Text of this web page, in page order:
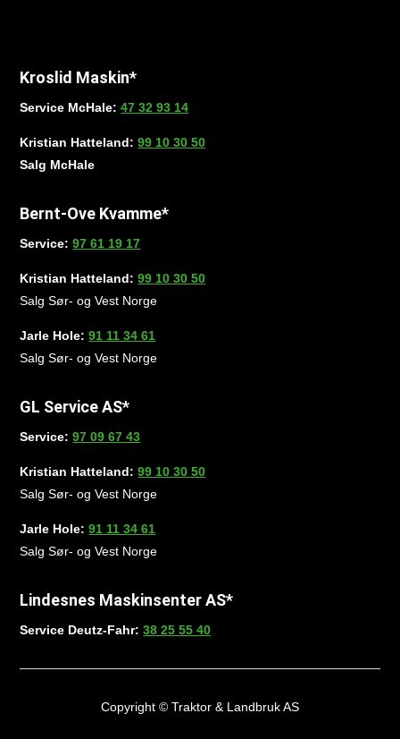
Kroslid Maskin*
Service McHale:47 32 93 14
Kristian Hatteland:99 10 30 50
Salg McHale
Bernt-Ove Kvamme*
Service:97 61 19 17
Kristian Hatteland:99 10 30 50
Salg Sør- og Vest Norge
Jarle Hole:91 11 34 61
Salg Sør- og Vest Norge
GL Service AS*
Service:97 09 67 43
Kristian Hatteland:99 10 30 50
Salg Sør- og Vest Norge
Jarle Hole:91 11 34 61
Salg Sør- og Vest Norge
Lindesnes Maskinsenter AS*
Service Deutz-Fahr:38 25 55 40
Copyright © Traktor & Landbruk AS